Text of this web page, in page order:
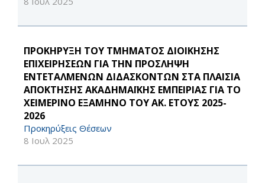
ΠΡΟΚΗΡΥΞΗ ΤΟΥ ΤΜΗΜΑΤΟΣ ΔΙΟΙΚΗΣΗΣ
ΕΠΙΧΕΙΡΗΣΕΩΝ ΓΙΑ ΤΗΝ ΠΡΟΣΛΗΨΗ
ΕΝΤΕΤΑΛΜΕΝΩΝ ΔΙΔΑΣΚΟΝΤΩΝ ΣΤΑ ΠΛΑΙΣΙΑ
ΑΠΟΚΤΗΣΗΣ ΑΚΑΔΗΜΑΪΚΗΣ ΕΜΠΕΙΡΙΑΣ ΓΙΑ ΤΟ
ΧΕΙΜΕΡΙΝΟ ΕΞΑΜΗΝΟ ΤΟΥ ΑΚ. ΕΤΟΥΣ 2025-
2026
Προκηρύξεις Θέσεων
8 Ιουλ 2025